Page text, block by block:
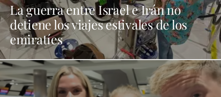
La guerra entre Israel e Irán no
detiene los viajes estivales de los
emiratíes